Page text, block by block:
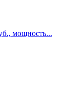
мощность...